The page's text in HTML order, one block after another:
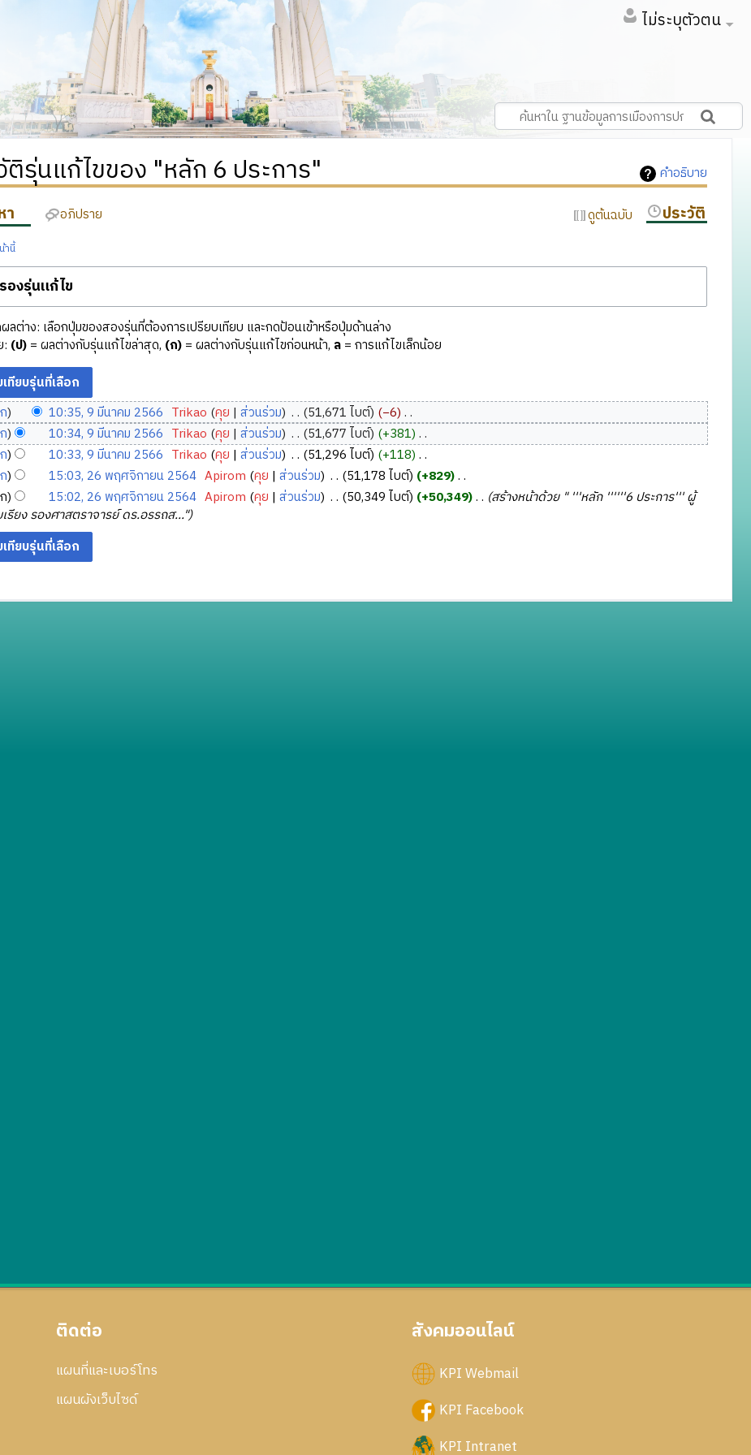
ไม่ระบุตัวตน
คำอธิบาย
ติรุ่นแก้ไขของ "หลัก 6 ประการ"
า อภิปราย ดูต้นฉบับ ประวัติ
านี้
องรุ่นแก้ไข
ลต่าง: เลือกปุ่มของสองรุ่นที่ต้องการเปรียบเทียบ และกดป้อนเข้าหรือปุ่มด้านล่าง
: (ป)= ผลต่างกับรุ่นแก้ไขล่าสุด, (ก)= ผลต่างกับรุ่นแก้ไขก่อนหน้า, ล= การแก้ไขเล็กน้อย
ก 10:35, 9 มีนาคม 2566 Trikao คุย ส่วนร่วม ‎ 51,671 ไบต์ −6 ‎
ก 10:34, 9 มีนาคม 2566 Trikao คุย ส่วนร่วม ‎ 51,677 ไบต์ +381 ‎
ก 10:33, 9 มีนาคม 2566 Trikao คุย ส่วนร่วม ‎ 51,296 ไบต์ +118 ‎
ก 15:03, 26 พฤศจิกายน 2564 Apirom คุย ส่วนร่วม ‎ 51,178 ไบต์ +829 ‎
ก 15:02, 26 พฤศจิกายน 2564 Apirom คุย ส่วนร่วม ‎ 50,349 ไบต์ +50,349 ‎
สร้างหน้าด้วย " '''หลัก ''''''6 ประการ''' ผู้
เรียง รองศาสตราจารย์ ดร.อรรถส..."
ติดต่อ
แผนที่และเบอร์โทร
แผนผังเว็บไซด์
สังคมออนไลน์
KPI Webmail
KPI Facebook
KPI Intranet